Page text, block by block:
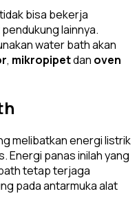
bisa bekerja
lainnya.
water bath akan
, mikropipetdan oven
melibatkan energi listrik
Energi panas inilah yang
tetap terjaga
pada antarmuka alat